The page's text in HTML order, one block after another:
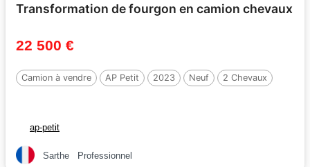
Transformation de fourgon en camion chevaux
22 500 €
Camion à vendre AP Petit 2023 Neuf 2 Chevaux
ap-petit
Sarthe Professionnel